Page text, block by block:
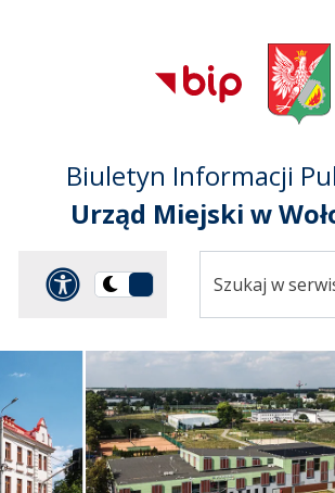
Przejdź do
głównego menu
Przejdź do treści
Przejdź do mapy
serwisu
Biuletyn Informacji
Urząd Miejski w
Panel
Przełącz
ciemną
serwisie